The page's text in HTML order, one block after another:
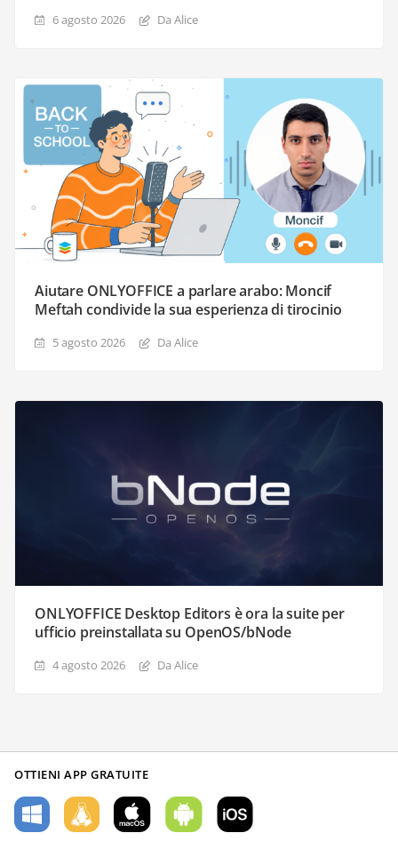
6 agosto 2026 Da Alice
Aiutare ONLYOFFICE a parlare arabo: Moncif
Meftah condivide la sua esperienza di tirocinio
5 agosto 2026 Da Alice
ONLYOFFICE Desktop Editors è ora la suite per
ufficio preinstallata su OpenOS/bNode
4 agosto 2026 Da Alice
OTTIENI APP GRATUITE